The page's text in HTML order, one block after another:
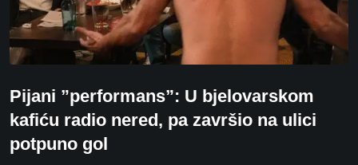
Pijani ”performans”: U bjelovarskom
kafiću radio nered, pa završio na ulici
potpuno gol